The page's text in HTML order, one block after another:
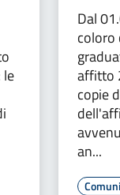
Dal
coloro
affitto
copie
an...